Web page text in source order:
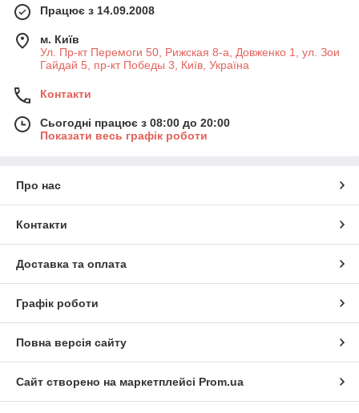
Працює з 14.09.2008
м. Київ
Ул. Пр-кт Перемоги 50, Рижская 8-а, Довженко 1, ул. Зои
Гайдай 5, пр-кт Победы 3, Київ, Україна
Контакти
Сьогодні працює з 08:00 до 20:00
Показати весь графік роботи
Про нас
Контакти
Доставка та оплата
Графік роботи
Повна версія сайту
Сайт створено на маркетплейсі Prom.ua